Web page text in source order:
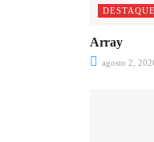
Array
agosto 2,